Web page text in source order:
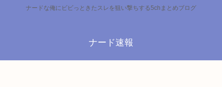
ナードな俺にビビっときたスレを狙い撃ちする5chまとめブログ
ナード速報